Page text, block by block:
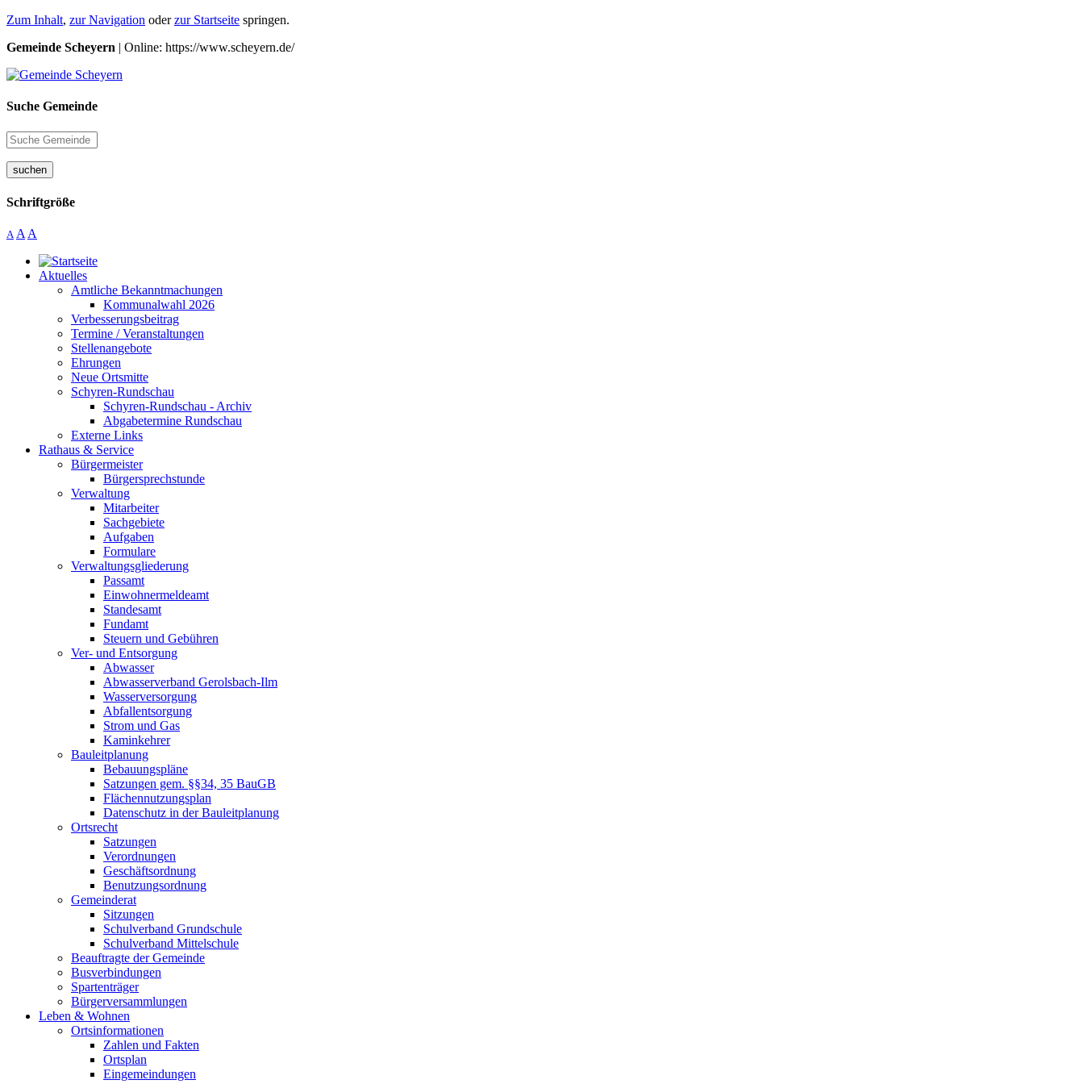
Zum Inhalt, zur Navigation oderzur Startseite springen.
Gemeinde Scheyern | Online: https://www.scheyern.de/
Suche Gemeinde
suchen
Schriftgröße
A A A
Aktuelles
Amtliche Bekanntmachungen
Kommunalwahl 2026
Verbesserungsbeitrag
Termine / Veranstaltungen
Stellenangebote
Ehrungen
Neue Ortsmitte
Schyren-Rundschau
Schyren-Rundschau - Archiv
Abgabetermine Rundschau
Externe Links
Rathaus & Service
Bürgermeister
Bürgersprechstunde
Verwaltung
Mitarbeiter
Sachgebiete
Aufgaben
Formulare
Verwaltungsgliederung
Passamt
Einwohnermeldeamt
Standesamt
Fundamt
Steuern und Gebühren
Ver- und Entsorgung
Abwasser
Abwasserverband Gerolsbach-Ilm
Wasserversorgung
Abfallentsorgung
Strom und Gas
Kaminkehrer
Bauleitplanung
Bebauungspläne
Satzungen gem. §§34, 35 BauGB
Flächennutzungsplan
Datenschutz in der Bauleitplanung
Ortsrecht
Satzungen
Verordnungen
Geschäftsordnung
Benutzungsordnung
Gemeinderat
Sitzungen
Schulverband Grundschule
Schulverband Mittelschule
Beauftragte der Gemeinde
Busverbindungen
Spartenträger
Bürgerversammlungen
Leben & Wohnen
Ortsinformationen
Zahlen und Fakten
Ortsplan
Eingemeindungen